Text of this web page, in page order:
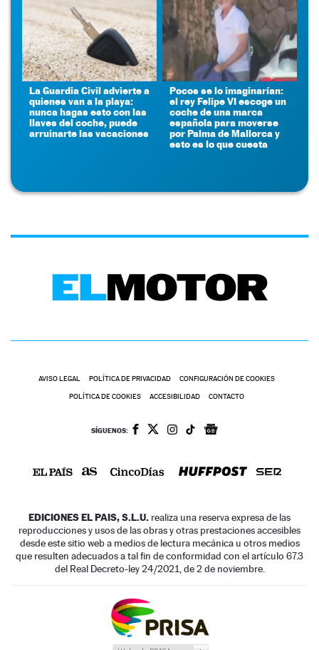
La Guardia Civil advierte a
quienes van a la playa:
nunca hagas esto con las
llaves del coche, puede
arruinarte las vacaciones
Pocos se lo imaginarían:
el rey Felipe VI escoge un
coche de una marca
española para moverse
por Palma de Mallorca y
esto es lo que cuesta
AVISO LEGAL POLÍTICA DE PRIVACIDAD CONFIGURACIÓN DE COOKIES
POLÍTICA DE COOKIES ACCESIBILIDAD CONTACTO
SÍGUENOS:
EDICIONES EL PAIS, S.L.U. realiza una reserva expresa de las
reproducciones y usos de las obras y otras prestaciones accesibles
desde este sitio web a medios de lectura mecánica u otros medios
que resulten adecuados a tal fin de conformidad con el artículo 67.3
del Real Decreto-ley 24/2021, de 2 de noviembre.